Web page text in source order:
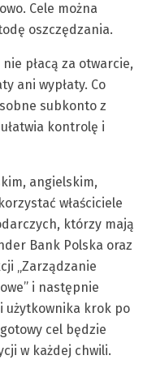
Cele można
oszczędzania.
płacą za otwarcie,
ani wypłaty. Co
subkonto z
kontrolę i
angielskim,
właściciele
którzy mają
Bank Polska oraz
„Zarządzanie
i następnie
użytkownika krok po
cel będzie
w każdej chwili.